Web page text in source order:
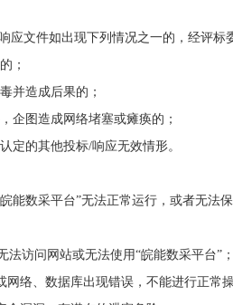
应文件如出现下列情况之一的，经评标
；
并造成后果的；
企图造成网络堵塞或瘫痪的；
定的其他投标/响应无效情形。
能数采平台”无法正常运行，或者无
访问网站或无法使用“皖能数采平台”；
络、数据库出现错误，不能进行正常操